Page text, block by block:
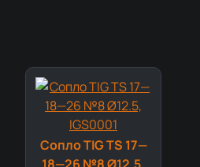
Сопло TIG TS 17—